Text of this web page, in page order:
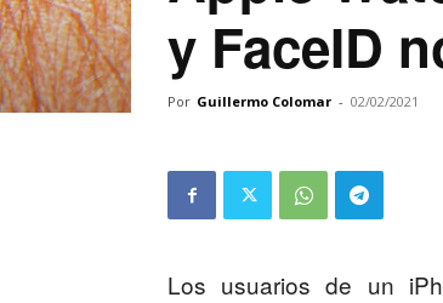
y FaceID
Por Guillermo Colomar - 02/02/2021
Los usuarios de un